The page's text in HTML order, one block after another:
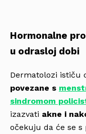
Hormonalne
u odrasloj dobi
Dermatolozi ističu
povezane s
sindromom
izazvati akne i
očekuju da će se